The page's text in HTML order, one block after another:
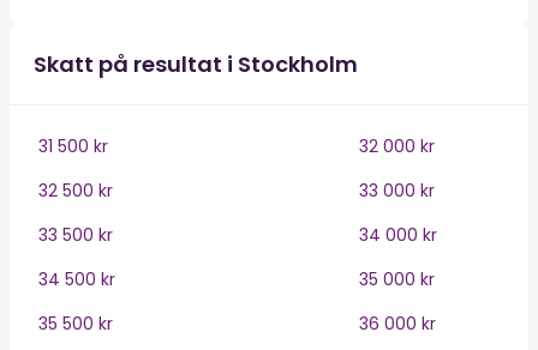
Skatt på resultat i Stockholm
31 500 kr
32 000 kr
32 500 kr
33 000 kr
33 500 kr
34 000 kr
34 500 kr
35 000 kr
35 500 kr
36 000 kr